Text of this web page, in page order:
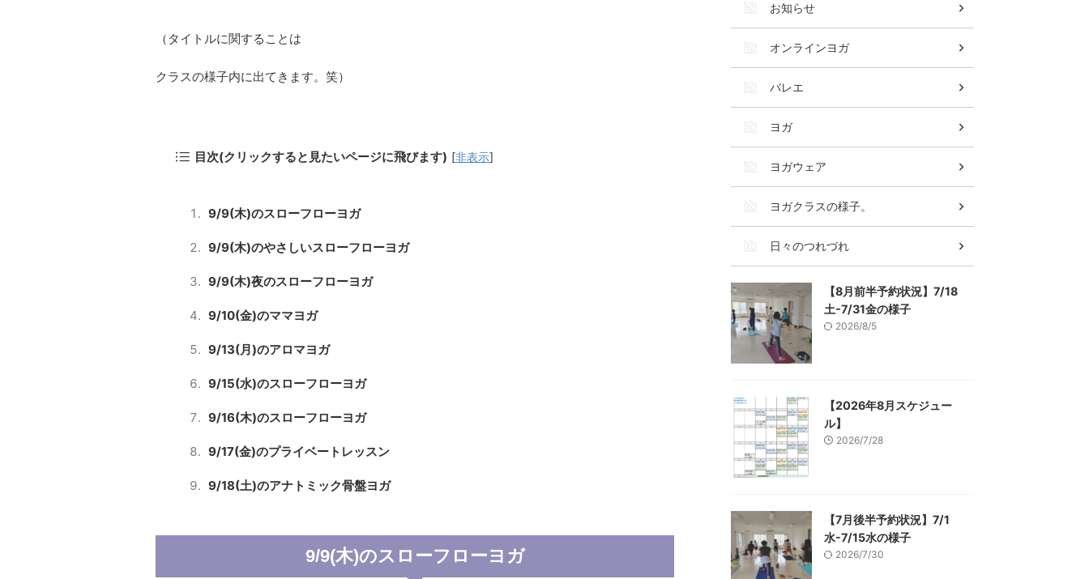
（タイトルに関することは
クラスの様子内に出てきます。笑）
目次(クリックすると見たいページに飛びます) [非表示]
9/9(木)のスローフローヨガ
9/9(木)のやさしいスローフローヨガ
9/9(木)夜のスローフローヨガ
9/10(金)のママヨガ
9/13(月)のアロマヨガ
9/15(水)のスローフローヨガ
9/16(木)のスローフローヨガ
9/17(金)のプライベートレッスン
9/18(土)のアナトミック骨盤ヨガ
9/9(木)のスローフローヨガ
お知らせ
オンラインヨガ
バレエ
ヨガ
ヨガウェア
ヨガクラスの様子。
日々のつれづれ
【8月前半予約状況】7/18
土-7/31金の様子
2026/8/5
【2026年8月スケジュー
ル】
2026/7/28
【7月後半予約状況】7/1
水-7/15水の様子
2026/7/30